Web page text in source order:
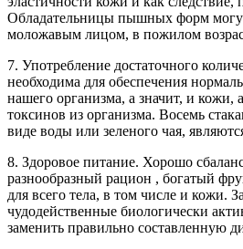
Обладательницы пышных форм могут
моложавым лицом, в пожилом
7. Употребление достаточного
необходима для обеспечения
нашего организма, а значит, и кожи,
токсинов из организма. Восемь
виде воды или зеленого чая,
8. Здоровое питание. Хорошо
разнообразный рацион , богатый
для всего тела, в том числе и кожи.
чудодейственные биологически
заменить правильно составленную